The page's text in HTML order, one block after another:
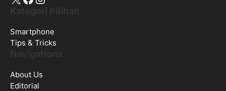
Smartphone
Tips & Tricks
About Us
Editorial